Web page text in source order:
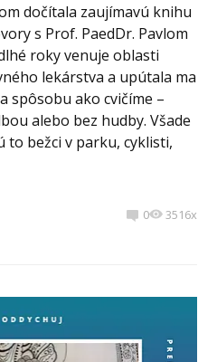
dočítala zaujímavú knihu
s Prof. PaedDr. Pavlom
roky venuje oblasti
lekárstva a upútala ma
spôsobu ako cvičíme –
alebo bez hudby. Všade
to bežci v parku, cyklisti,
0 3516x